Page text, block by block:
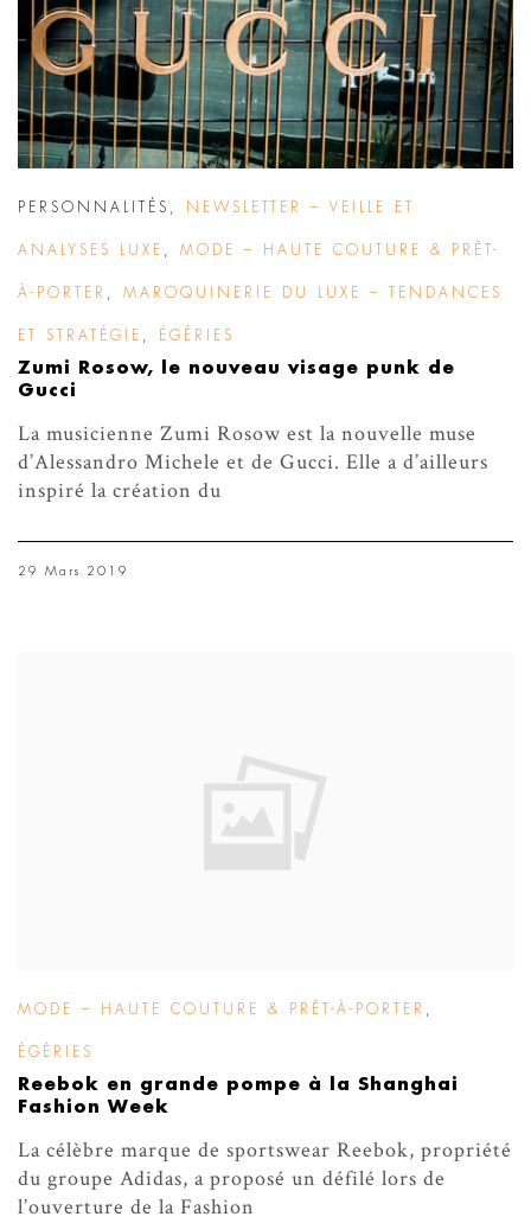
PERSONNALITÉS NEWSLETTER – VEILLE ET
ANALYSES LUXE MODE – HAUTE COUTURE & PRÊT-
À-PORTER MAROQUINERIE DU LUXE – TENDANCES
ET STRATÉGIE ÉGÉRIES
Zumi Rosow, le nouveau visage punk de
Gucci
La musicienne Zumi Rosow est la nouvelle muse
d’Alessandro Michele et de Gucci. Elle a d’ailleurs
inspiré la création du
29 Mars 2019
MODE – HAUTE COUTURE & PRÊT-À-PORTER ,
ÉGÉRIES
Reebok en grande pompe à la Shanghai
Fashion Week
La célèbre marque de sportswear Reebok, propriété
du groupe Adidas, a proposé un défilé lors de
l’ouverture de la Fashion